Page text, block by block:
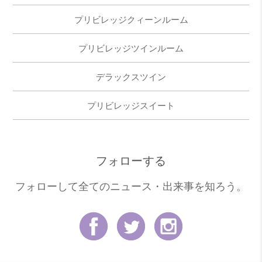
プリビレッジクィーンルーム
プリビレッジツインルーム
デラックスツイン
プリビレッジスイート
フォローする
フォローして全てのニュース・出来事を知ろう。